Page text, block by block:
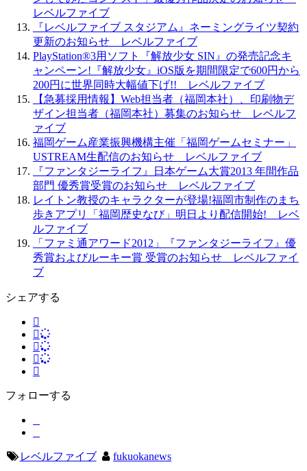
レベルファイブ
『レベルファイブ スタジアム』ネーミングライツ契約
更新のお知らせ レベルファイブ
PlayStation®3用ソフト『解放少女 SIN』の発売記念キ
ャンペーン!『解放少女』iOS版を期間限定で600円から
200円に世界同時大幅値下げ!! レベルファイブ
【急募採用情報】Web担当者（福岡本社）、印刷物デ
ザイン担当者（福岡本社）募集のお知らせ レベルフ
ァイブ
福岡ゲーム産業振興機構主催「福岡ゲームセミナー」
USTREAM生配信のお知らせ レベルファイブ
『ファンタジーライフ』日本ゲーム大賞2013 年間作品
部門 優秀賞受賞のお知らせ レベルファイブ
レイトン教授のキャラクターが登場!福岡市制作のまち
歩きアプリ「福岡歴史なび」明日より配信開始! レベ
ルファイブ
「ファミ通アワード2012」『ファンタジーライフ』優
秀賞およびルーキー賞 受賞のお知らせ レベルファイ
ブ
シェアする
フォローする
レベルファイブ fukuokanews